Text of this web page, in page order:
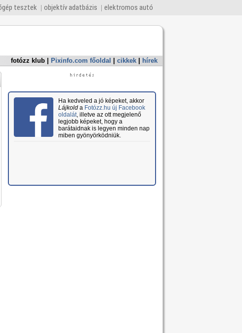
tesztek objektív adatbázis elektromos autó
fotózz klub Pixinfo.com főoldal cikkek hírek
Ha kedveled a jó képeket, akkor
Lájkolda Fotózz.hu új Facebook
oldalát, illetve az ott megjelenő
legjobb képeket, hogy a
barátaidnak is legyen minden nap
miben gyönyörködniük.